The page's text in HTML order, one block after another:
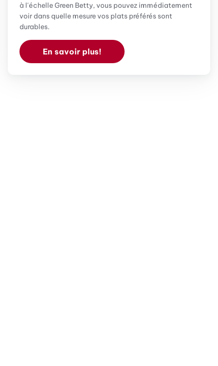
à l'échelle Green Betty, vous pouvez immédiatement
voir dans quelle mesure vos plats préférés sont
durables.
En savoir plus!